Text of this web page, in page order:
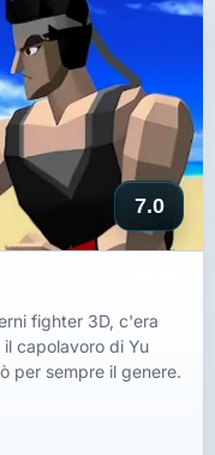
7.0
fighter 3D, c'era
capolavoro di Yu
per sempre il genere.